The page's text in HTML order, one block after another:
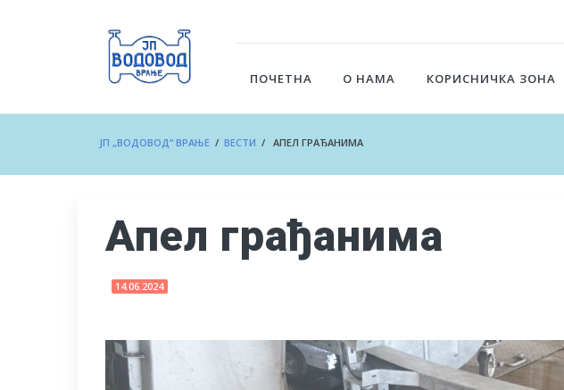
ПОЧЕТНА О НАМА КОРИСНИЧКА ЗОНА
ЈП „ВОДОВОД“ ВРАЊЕ / ВЕСТИ / АПЕЛ ГРАЂАНИМА
Апел грађанима
14.06.2024